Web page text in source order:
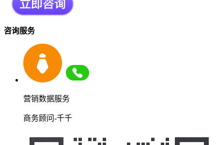
咨询服务
营销数据服务
商务顾问-千千